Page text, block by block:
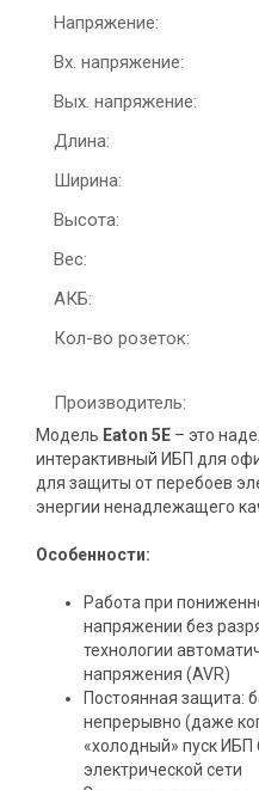
Напряжение:
Вх. напряжение:
Вых. напряжение:
Длина:
Ширина:
Высота:
Вес:
АКБ:
Кол-во розеток:
Производитель:
Модель Eaton 5E – это
интерактивный ИБП для
для защиты от перебоев
энергии ненадлежащего
Особенности:
Работа при
напряжении без
технологии
напряжения (AVR)
Постоянная защита:
непрерывно (даже
«холодный» пуск
электрической сети